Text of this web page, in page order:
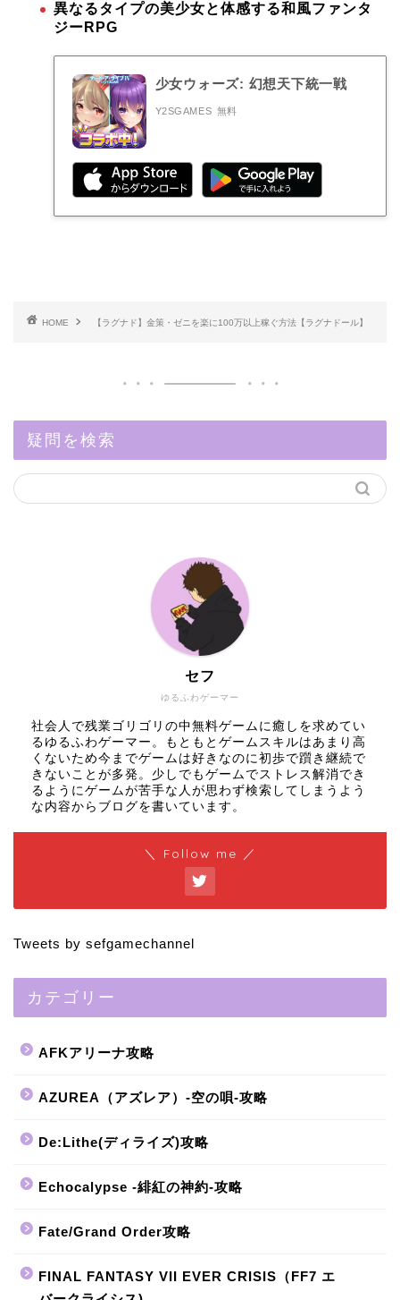
異なるタイプの美少女と体感する和風ファンタ
ジーRPG
少女ウォーズ: 幻想天下統一戦
Y2SGAMES 無料
HOME 【ラグナド】金策・ゼニを楽に100万以上稼ぐ方法【ラグナドール】
疑問を検索
ゆるふわゲーマー
セフ
社会人で残業ゴリゴリの中無料ゲームに癒しを求めてい
るゆるふわゲーマー。もともとゲームスキルはあまり高
くないため今までゲームは好きなのに初歩で躓き継続で
きないことが多発。少しでもゲームでストレス解消でき
るようにゲームが苦手な人が思わず検索してしまうよう
な内容からブログを書いています。
＼ Follow me ／
Tweets by sefgamechannel
カテゴリー
AFKアリーナ攻略
AZUREA（アズレア）-空の唄-攻略
De:Lithe(ディライズ)攻略
Echocalypse -緋紅の神約-攻略
Fate/Grand Order攻略
FINAL FANTASY VII EVER CRISIS（FF7 エ